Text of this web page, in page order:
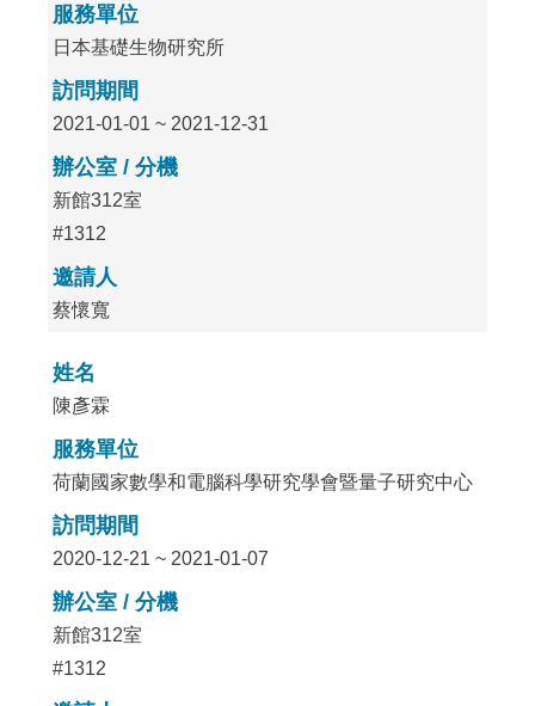
服務單位
日本基礎生物研究所
訪問期間
2021-01-01 ~ 2021-12-31
辦公室 / 分機
新館312室
#1312
邀請人
蔡懷寬
姓名
陳彥霖
服務單位
荷蘭國家數學和電腦科學研究學會暨量子研究中心
訪問期間
2020-12-21 ~ 2021-01-07
辦公室 / 分機
新館312室
#1312